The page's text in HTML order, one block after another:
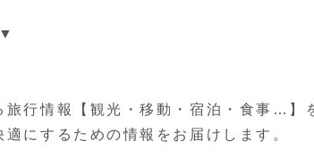
行情報【観光・移動・宿泊・食事…】
にするための情報をお届けします。